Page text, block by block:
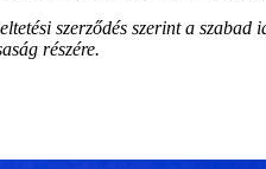
szerződés szerint a
részére.